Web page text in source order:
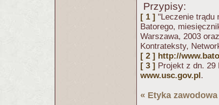
Przypisy:
[ 1 ] "Leczenie trądu
Batorego,
Warszawa, 2003
Kontrateksty,
[ 2 ] http://
[ 3 ] Projekt z dn.
www.usc.gov.pl.
« Etyka